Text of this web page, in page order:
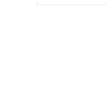
测结果的稳定性